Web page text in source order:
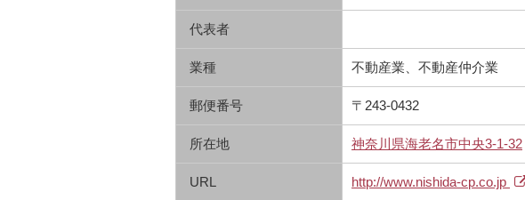
代表者
業種 不動産業、不動産仲介業
郵便番号 〒243-0432
所在地 神奈川県海老名市中央3-1-32
URL http://www.nishida-cp.co.jp